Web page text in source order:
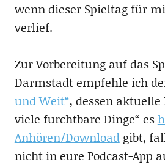
wenn dieser Spieltag für
verlief.
Zur Vorbereitung auf das
Darmstadt empfehle ich
und Weit“, dessen aktuelle
viele furchtbare Dinge“ es
Anhören/Downloadgibt,
nicht in eure Podcast-App